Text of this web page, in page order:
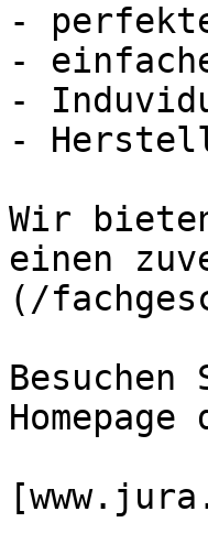
-
-
-
-
Wir
einen
(/